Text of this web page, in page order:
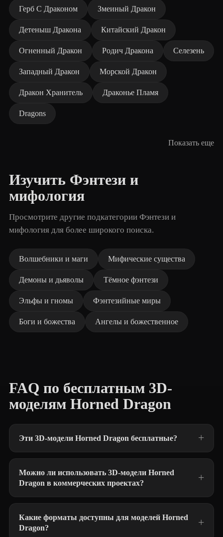
Герб С Драконом Змеиный Дракон
Детеныш Дракона Китайский Дракон
Огненный Дракон Родич Дракона Селезень
Западный Дракон Морской Дракон
Дракон Хранитель Драконье Пламя
Dragons
Показать еще
Изучить Фэнтези и
мифология
Просмотрите другие подкатегории Фэнтези и
мифология для более широкого поиска.
Волшебники и маги Мифические существа
Демоны и дьяволы Тёмное фэнтези
Эльфы и гномы Фэнтезийные миры
Боги и божества Ангелы и божественное
FAQ по бесплатным 3D-
моделям Horned Dragon
Эти 3D-модели Horned Dragon бесплатные?
Можно ли использовать 3D-модели Horned
Dragon в коммерческих проектах?
Какие форматы доступны для моделей Horned
Dragon?